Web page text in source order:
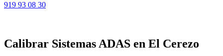
919 93 08 30
Calibrar Sistemas ADAS en El Cerezo